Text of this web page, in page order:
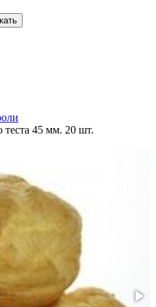
теста 45 мм. 20 шт.